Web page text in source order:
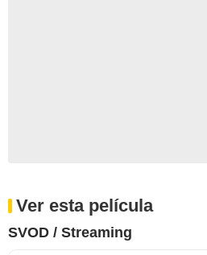
Ver esta película
SVOD / Streaming